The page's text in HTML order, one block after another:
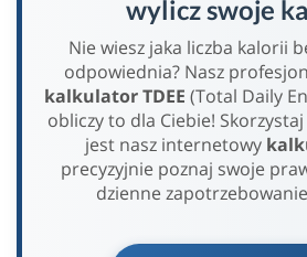
wylicz swoje
Nie wiesz jaka liczba kalorii
odpowiednia? Nasz
kalkulator TDEE (Total Daily
obliczy to dla Ciebie!
jest nasz internetowy
precyzyjnie poznaj swoje
dzienne